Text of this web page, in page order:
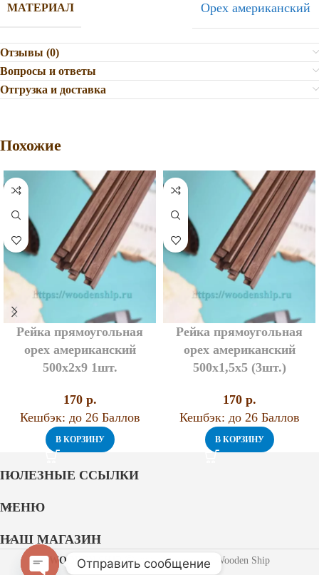
МАТЕРИАЛ Орех американский
Отзывы (0)
Вопросы и ответы
Отгрузка и доставка
Похожие
Рейка прямоугольная
орех американский
500х2х9 1шт.
170 p.
Кешбэк: до 26 Баллов
В КОРЗИНУ
Рейка прямоугольная
орех американский
500х1,5х5 (3шт.)
170 p.
Кешбэк: до 26 Баллов
В КОРЗИНУ
ПОЛЕЗНЫЕ ССЫЛКИ
МЕНЮ
НАШ МАГАЗИН
WOODEN SHIP 2021 Разработано Wooden Ship
Отправить сообщение